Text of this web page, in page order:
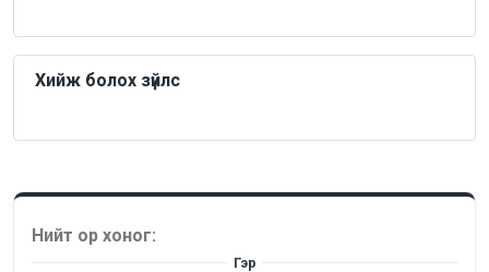
Хийж болох зүйлс
Нийт ор хоног:
Гэр